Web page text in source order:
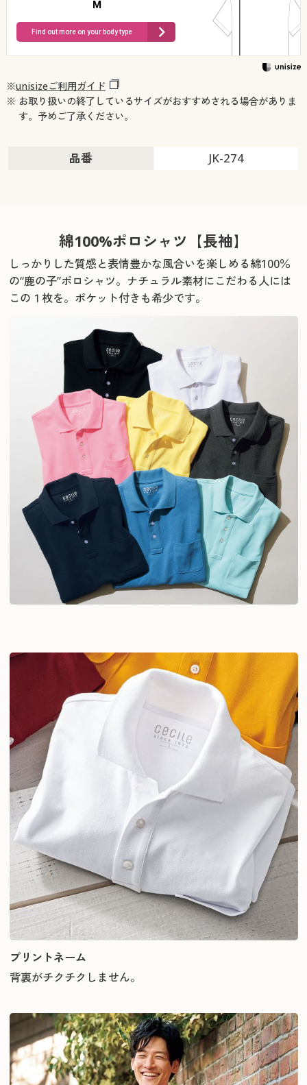
M
Find out more on your body type
※unisizeご利用ガイド
※ お取り扱いの終了しているサイズがおすすめされる場合がありま
す。予めご了承ください。
品番 JK-274
綿100%ポロシャツ【長袖】
しっかりした質感と表情豊かな風合いを楽しめる綿100％
の“鹿の子”ポロシャツ。 ナチュラル素材にこだわる人には
この１枚を。ポケット付きも希少です。
プリントネーム
背裏がチクチクしません。